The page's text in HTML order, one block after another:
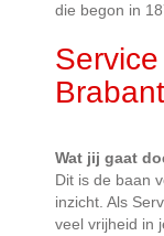
die begon in
Brabant
Wat jij gaat
Dit is de baan
inzicht. Als
veel vrijheid in